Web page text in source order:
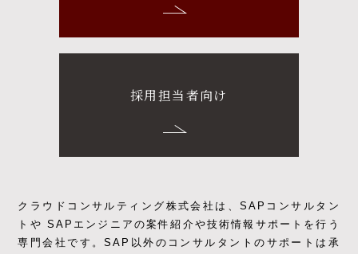
採用担当者向け
クラウドコンサルティング株式会社は、SAPコンサルタン
トや SAPエンジニアの案件紹介や技術情報サポートを行う
専門会社です。SAP以外のコンサルタントのサポートは承